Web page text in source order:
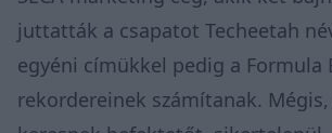
juttatták a csapatot Techeetah
egyéni címükkel pedig a Formula
rekordereinek számítanak.